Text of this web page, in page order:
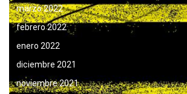
marzo 2022
febrero 2022
enero 2022
diciembre 2021
noviembre 2021